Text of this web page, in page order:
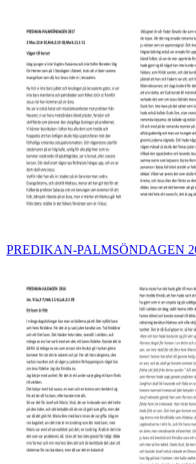
PREDIKAN-PALMSÖNDAGEN